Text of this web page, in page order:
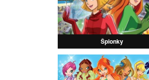
Špionky